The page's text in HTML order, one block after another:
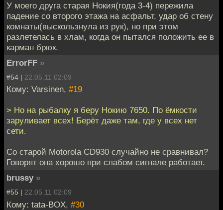
У моего друга старая Нокия(года 3-4) пережила
падение со второго этажа на асфальт, удар об стену
комнаты(выскользнула из рук), но при этом
разлетелась в хлам, когда он пытался положить ее в
карман брюк.
ErrorFF »
#54 | 22.05.11 02:09
Кому: Varsinen, #19
> Но на рыбалку я беру Нокию 7650. По ёмкости
заруливает всех! Берёт даже там, где у всех нет
сети.
Со старой Motorola CD930 случайно не сравнивал?
Говорят она хорошо при слабом сигнале работает.
brussy »
#55 | 22.05.11 02:09
Кому: tata-BOX, #30